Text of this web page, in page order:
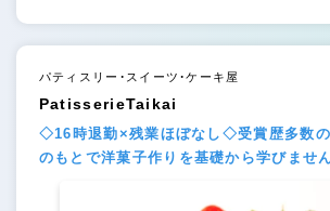
パティスリー・スイーツ・ケーキ屋
PatisserieTaikai
◇16時退勤×残業ほぼなし◇受賞歴多数の
のもとで洋菓子作りを基礎から学びませ